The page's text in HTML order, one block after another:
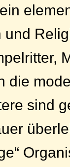
und
die
sind